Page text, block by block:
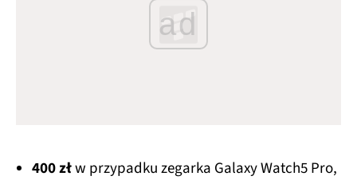
ad
400 złw przypadku zegarka Galaxy Watch5 Pro,